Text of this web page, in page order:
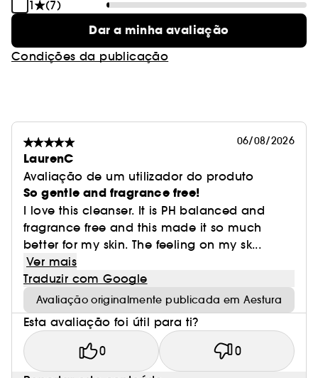
1 (7)
Dar a minha avaliação
Condições da publicação
06/08/2026
LaurenC
Avaliação de um utilizador do produto
So gentle and fragrance free!
I love this cleanser. It is PH balanced and
fragrance free and this made it so much
better for my skin. The feeling on my sk...
Ver mais
Traduzir com Google
Avaliação originalmente publicada em Aestura
Esta avaliação foi útil para ti?
0 0